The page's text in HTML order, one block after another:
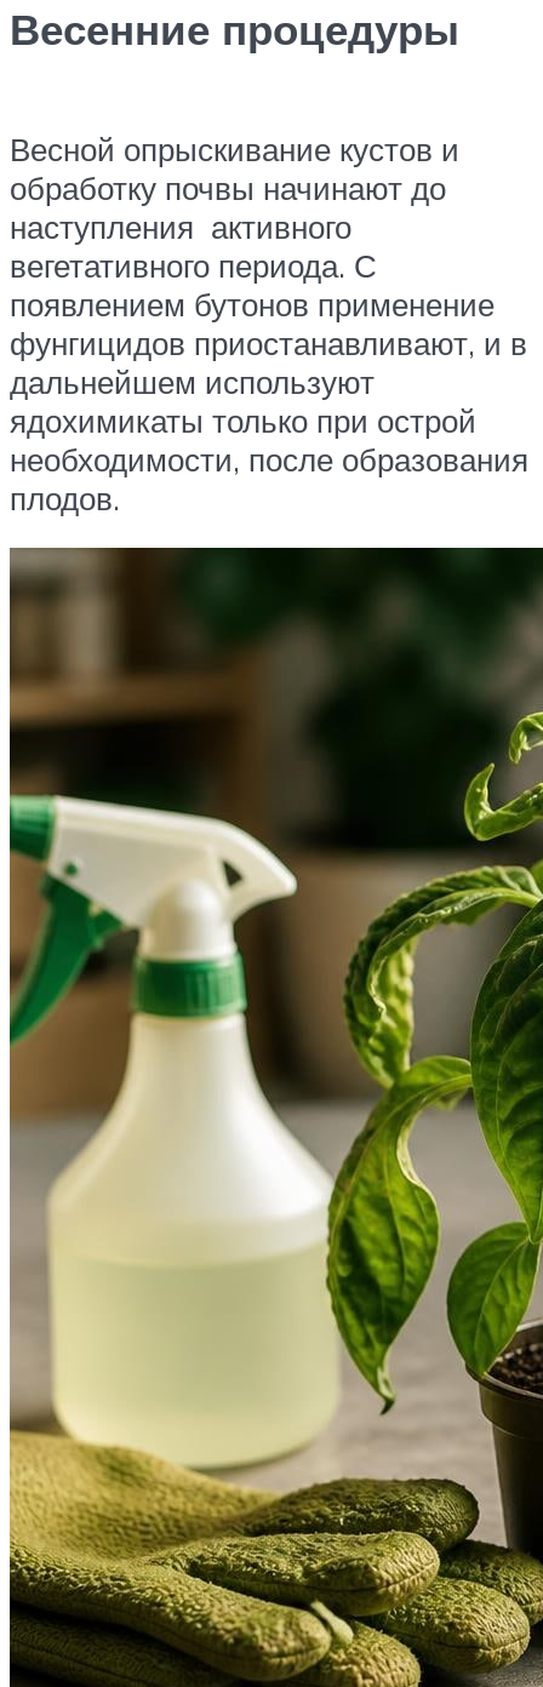
Весенние процедуры
Весной опрыскивание кустов и
обработку почвы начинают до
наступления активного
вегетативного периода. С
появлением бутонов применение
фунгицидов приостанавливают, и в
дальнейшем используют
ядохимикаты только при острой
необходимости, после образования
плодов.